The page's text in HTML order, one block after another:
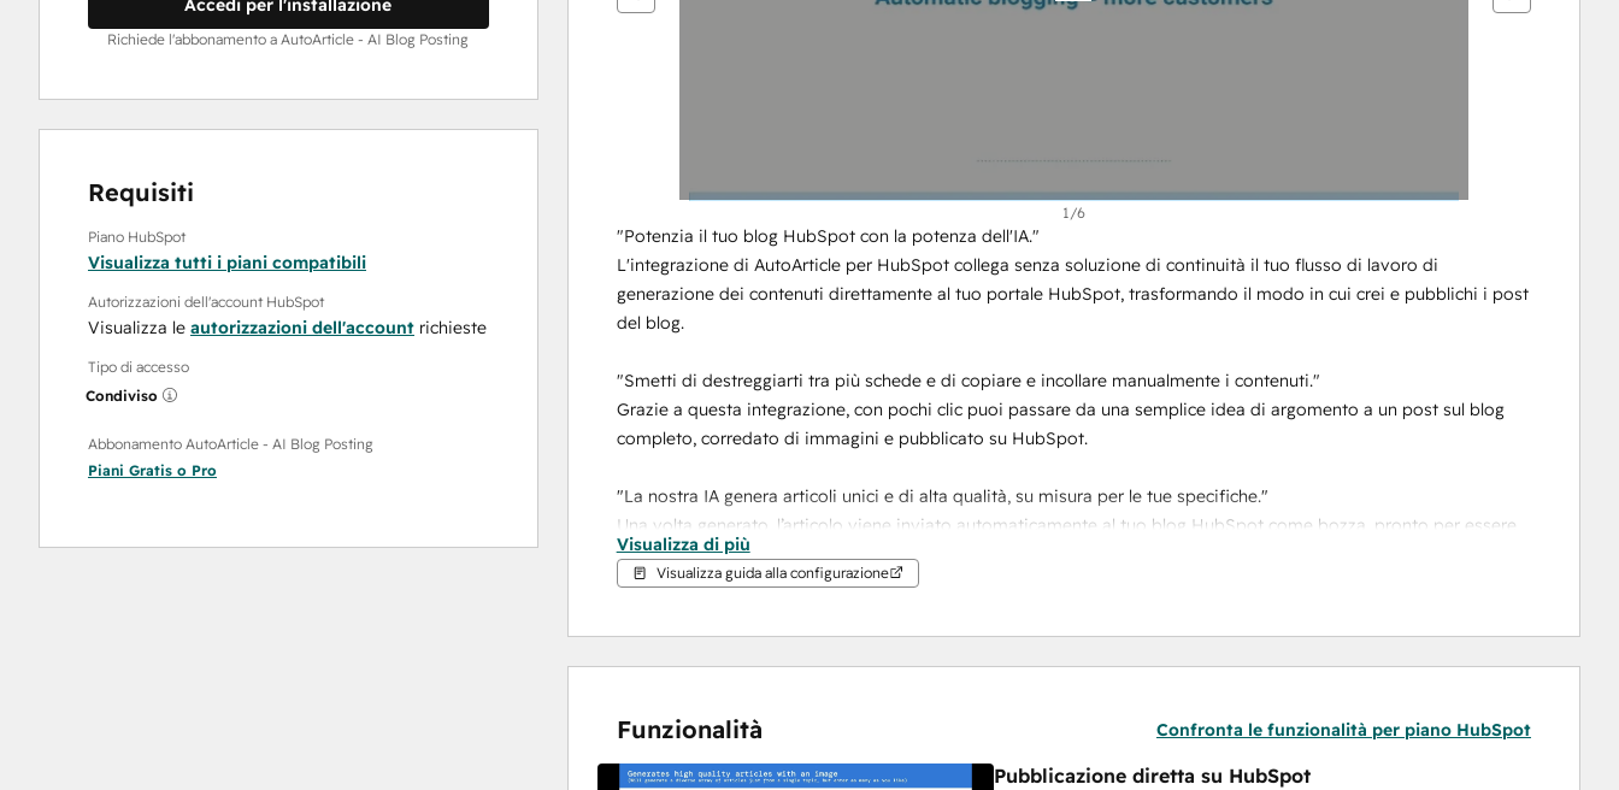
Accedi per l'installazione
Richiede l'abbonamento a AutoArticle - AI Blog Posting
Requisiti
Piano HubSpot
Visualizza tutti i piani compatibili
Autorizzazioni dell'account HubSpot
Visualizza le autorizzazioni dell'account richieste
Tipo di accesso
Condiviso
Abbonamento AutoArticle - AI Blog Posting
Piani Gratis o Pro
articoli
1/6
"Potenzia il tuo blog HubSpot con la potenza dell'IA."
L'integrazione di AutoArticle per HubSpot collega senza soluzione di continuità il tuo flusso di lavoro di
generazione dei contenuti direttamente al tuo portale HubSpot, trasformando il modo in cui crei e pubblichi i post
del blog.
"Smetti di destreggiarti tra più schede e di copiare e incollare manualmente i contenuti."
Grazie a questa integrazione, con pochi clic puoi passare da una semplice idea di argomento a un post sul blog
completo, corredato di immagini e pubblicato su HubSpot.
"La nostra IA genera articoli unici e di alta qualità, su misura per le tue specifiche."
Una volta generato, l’articolo viene inviato automaticamente al tuo blog HubSpot come bozza, pronto per essere
revisionato, oppure pubblicato automaticamente.
desiderano risparmiare tempo, espandere la propria strategia di contenuti e mantenere un calendario di
pubblicazione coerente senza il carico di lavoro manuale.
Visualizza di più
Visualizza guida alla configurazione
Funzionalità Confronta le funzionalità per piano HubSpot
Pubblicazione diretta su HubSpot